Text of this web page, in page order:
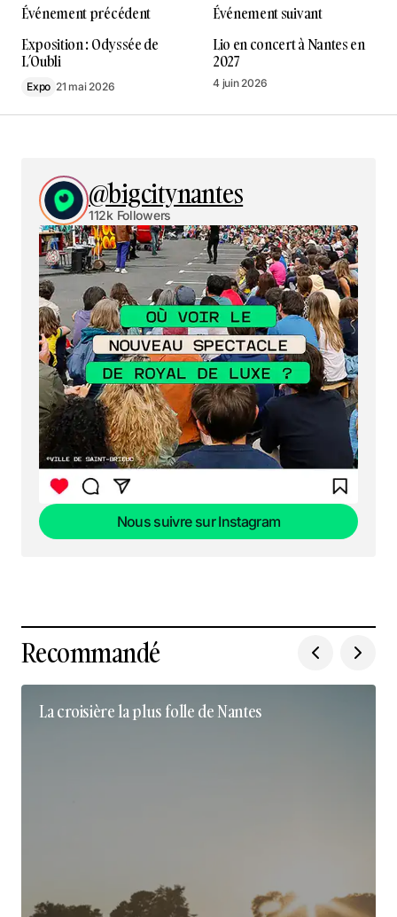
Événement précédent
Exposition : Odyssée de
L’Oubli
Expo 21 mai 2026
Événement suivant
Lio en concert à Nantes en
2027
4 juin 2026
@bigcitynantes
112k Followers
Nous suivre sur Instagram
Recommandé
La croisière la plus folle de Nantes